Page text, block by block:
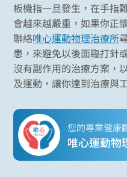
板機指一旦發生，在手指
會越來越嚴重，如果你正
聯絡唯心運動物理治療所
患，來避免以後面臨打針
沒有副作用的治療方案，
及運動，讓你達到治療與
您的專業健康
唯心運動物